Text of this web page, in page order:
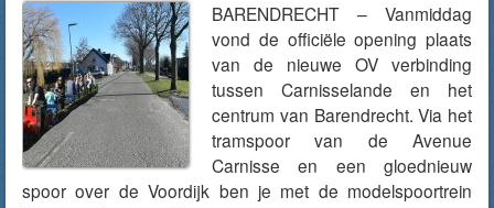
BARENDRECHT – Vanmiddag
vond de officiële opening plaats
van de nieuwe OV verbinding
tussen Carnisselande en het
centrum van Barendrecht. Via het
tramspoor van de Avenue
Carnisse en een gloednieuw
spoor over de Voordijk ben je met de modelspoortrein